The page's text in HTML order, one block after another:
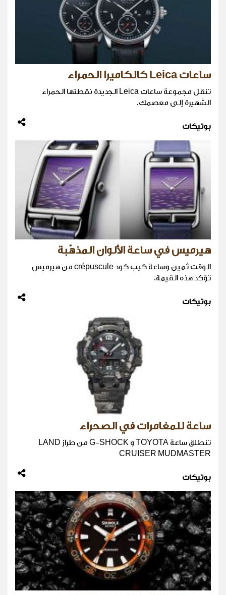
ساعات Leica كالكاميرا الحمراء
تنقل مجموعة ساعات Leica الجديدة نقطتها الحمراء
الشهيرة إلى معصمك.
بوتيكات
هيرميس في ساعة الألوان المذهّبة
الوقت ثمين وساعة كيب كود crépuscule من هيرميس
تؤكد هذه القيمة.
بوتيكات
ساعة للمغامرات في الصحراء
تنطلق ساعة TOYOTA و G-SHOCK من طراز LAND
CRUISER MUDMASTER
بوتيكات